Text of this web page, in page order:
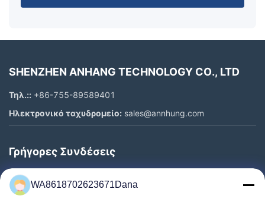
SHENZHEN ANHANG TECHNOLOGY CO., LTD
Τηλ.:: +86-755-89589401
Ηλεκτρονικό ταχυδρομείο: sales@annhung.com
Γρήγορες Συνδέσεις
Σπίτι
Προϊόντα
WA8618702623671Dana